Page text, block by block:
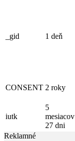
_gid 1 deň
CONSENT 2 roky
iutk
5
mesiacov
27 dni
Reklamné